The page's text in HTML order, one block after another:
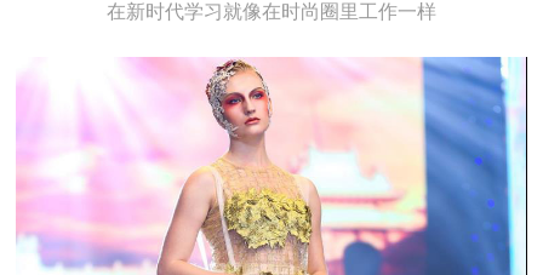
在新时代学习就像在时尚圈里工作一样